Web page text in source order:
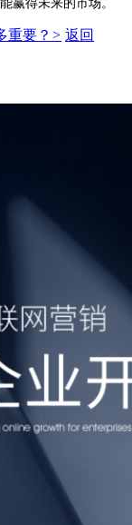
赢得未来的市场。
重要？ > 返回